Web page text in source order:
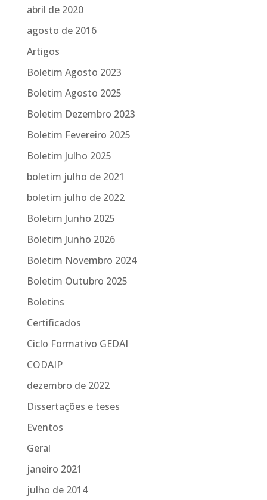
abril de 2020
agosto de 2016
Artigos
Boletim Agosto 2023
Boletim Agosto 2025
Boletim Dezembro 2023
Boletim Fevereiro 2025
Boletim Julho 2025
boletim julho de 2021
boletim julho de 2022
Boletim Junho 2025
Boletim Junho 2026
Boletim Novembro 2024
Boletim Outubro 2025
Boletins
Certificados
Ciclo Formativo GEDAI
CODAIP
dezembro de 2022
Dissertações e teses
Eventos
Geral
janeiro 2021
julho de 2014